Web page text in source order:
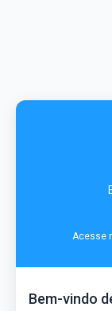
Acesse
Bem-vindo